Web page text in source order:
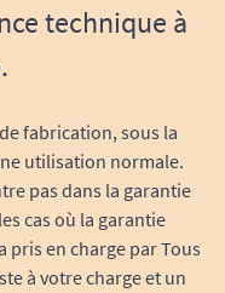
technique à
fabrication, sous la
utilisation normale.
pas dans la garantie
cas où la garantie
pris en charge par Tous
à votre charge et un